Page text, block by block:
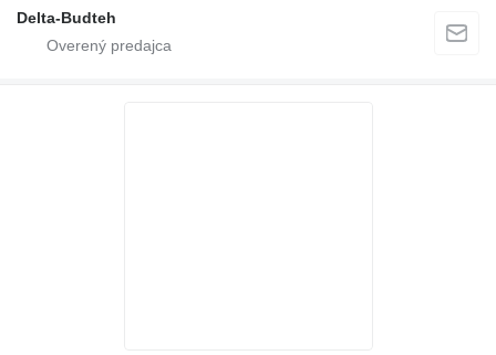
Delta-Budteh